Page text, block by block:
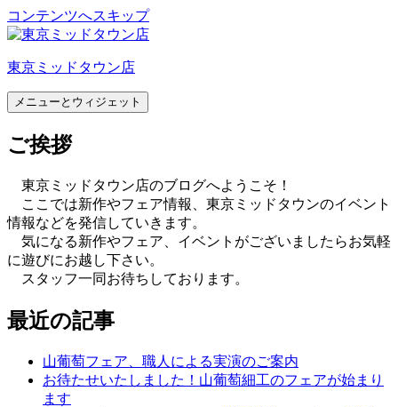
コンテンツへスキップ
東京ミッドタウン店
メニューとウィジェット
ご挨拶
東京ミッドタウン店のブログへようこそ！
ここでは新作やフェア情報、東京ミッドタウンのイベント
情報などを発信していきます。
気になる新作やフェア、イベントがございましたらお気軽
に遊びにお越し下さい。
スタッフ一同お待ちしております。
最近の記事
山葡萄フェア、職人による実演のご案内
お待たせいたしました！山葡萄細工のフェアが始まり
ます